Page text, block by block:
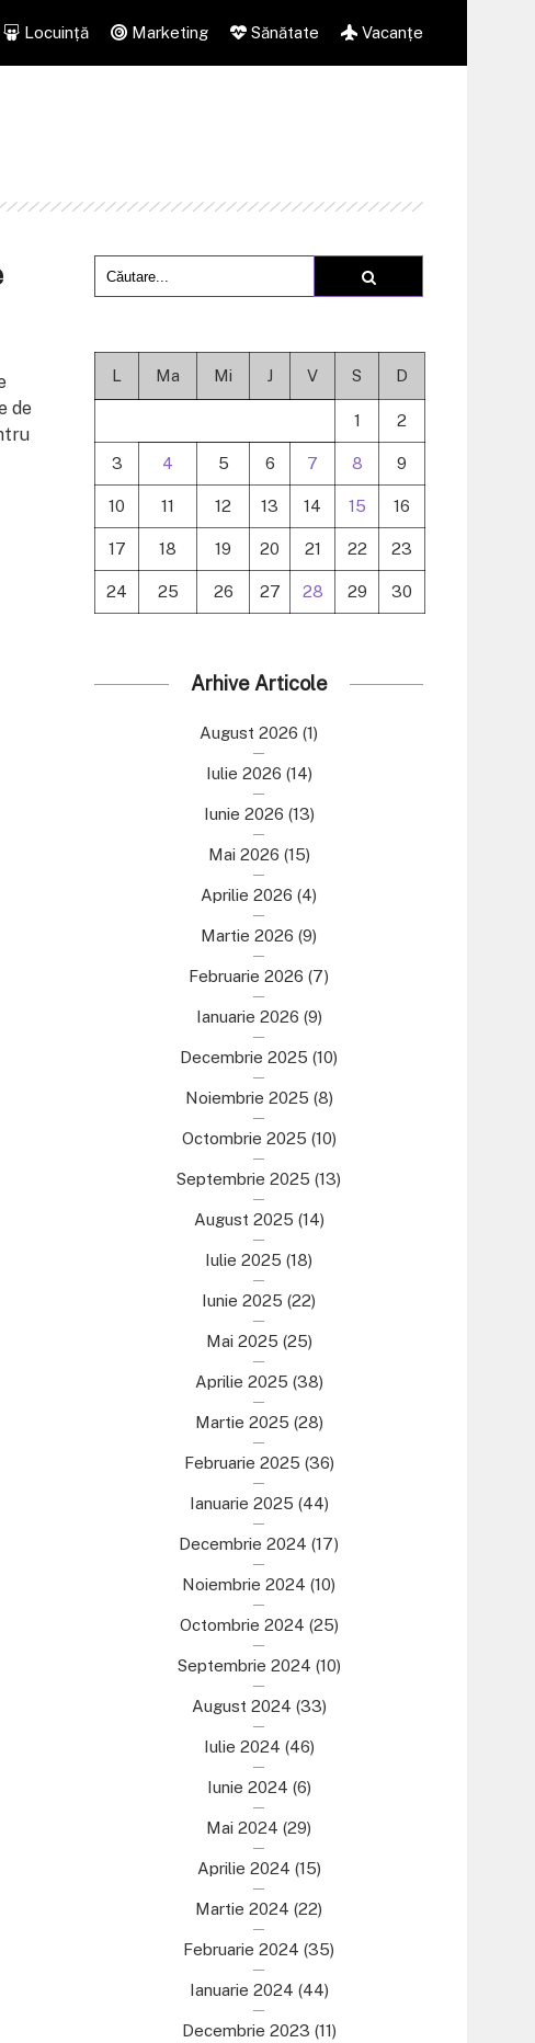
Locuință Marketing Sănătate Vacanțe
de
L Ma Mi J V S D
1 2
3 4 5 6 7 8 9
10 11 12 13 14 15 16
17 18 19 20 21 22 23
24 25 26 27 28 29 30
Arhive Articole
August 2026 (1)
Iulie 2026 (14)
Iunie 2026 (13)
Mai 2026 (15)
Aprilie 2026 (4)
Martie 2026 (9)
Februarie 2026 (7)
Ianuarie 2026 (9)
Decembrie 2025 (10)
Noiembrie 2025 (8)
Octombrie 2025 (10)
Septembrie 2025 (13)
August 2025 (14)
Iulie 2025 (18)
Iunie 2025 (22)
Mai 2025 (25)
Aprilie 2025 (38)
Martie 2025 (28)
Februarie 2025 (36)
Ianuarie 2025 (44)
Decembrie 2024 (17)
Noiembrie 2024 (10)
Octombrie 2024 (25)
Septembrie 2024 (10)
August 2024 (33)
Iulie 2024 (46)
Iunie 2024 (6)
Mai 2024 (29)
Aprilie 2024 (15)
Martie 2024 (22)
Februarie 2024 (35)
Ianuarie 2024 (44)
Decembrie 2023 (11)